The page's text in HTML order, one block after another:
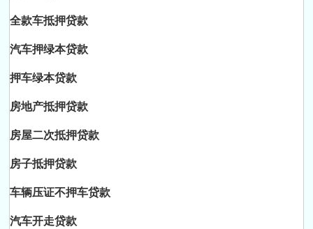
全款车抵押贷款
汽车押绿本贷款
押车绿本贷款
房地产抵押贷款
房屋二次抵押贷款
房子抵押贷款
车辆压证不押车贷款
汽车开走贷款